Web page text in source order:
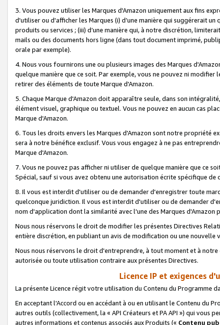
3. Vous pouvez utiliser les Marques d'Amazon uniquement aux fins
d'utiliser ou d'afficher les Marques (i) d’une manière qui suggérerait
produits ou services ; (iii) d’une manière qui, à notre discrétion,
mails ou des documents hors ligne (dans tout document imprimé,
orale par exemple).
4. Nous vous fournirons une ou plusieurs images des Marques
quelque manière que ce soit. Par exemple, vous ne pouvez ni
retirer des éléments de toute Marque d'Amazon.
5. Chaque Marque d'Amazon doit apparaître seule, dans son
élément visuel, graphique ou textuel. Vous ne pouvez en aucun cas
Marque d'Amazon.
6. Tous les droits envers les Marques d'Amazon sont notre propriété
sera à notre bénéfice exclusif. Vous vous engagez à ne pas
Marque d'Amazon.
7. Vous ne pouvez pas afficher ni utiliser de quelque manière que ce
Spécial, sauf si vous avez obtenu une autorisation écrite spécifique de
8. Il vous est interdit d'utiliser ou de demander d'enregistrer toute
quelconque juridiction. Il vous est interdit d'utiliser ou de demander
nom d'application dont la similarité avec l'une des Marques
Nous nous réservons le droit de modifier les présentes Directives
entière discrétion, en publiant un avis de modification ou une nouvelle
Nous nous réservons le droit d'entreprendre, à tout moment et à
autorisée ou toute utilisation contraire aux présentes Directives.
Licence IP et exigences
La présente Licence régit votre utilisation du Contenu du Programme
En acceptant l'Accord ou en accédant à ou en utilisant le Contenu du
autres outils (collectivement, la « API Créateurs et PA API ») qui vous
autres informations et contenus associés aux Produits (« Contenu